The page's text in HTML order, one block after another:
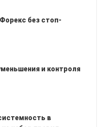
без стоп-
и контроля
в